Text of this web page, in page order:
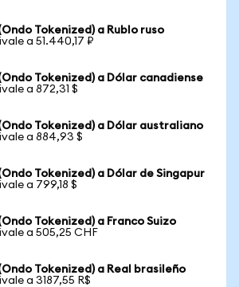
Tokenized) a Rublo ruso
a 51.440,17 ₽
Tokenized) a Dólar canadiense
a 872,31 $
Tokenized) a Dólar australiano
a 884,93 $
Tokenized) a Dólar de Singapur
a 799,18 $
Tokenized) a Franco Suizo
a 505,25 CHF
Tokenized) a Real brasileño
a 3187,55 R$